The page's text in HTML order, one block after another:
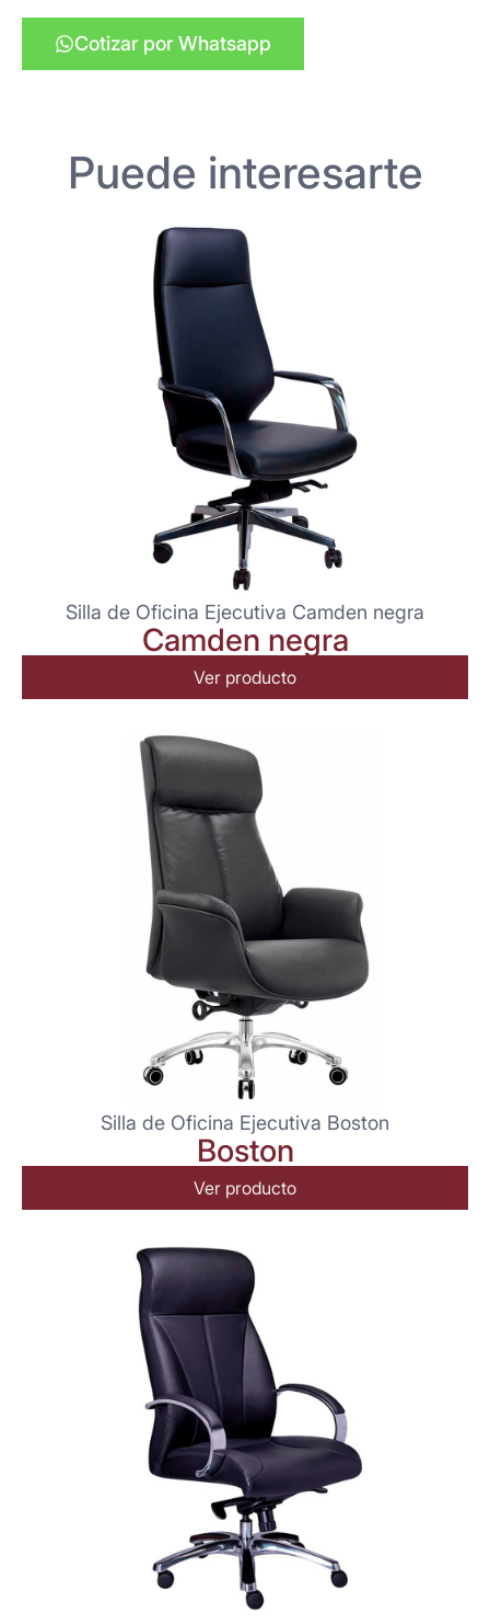
Cotizar por Whatsapp
Puede interesarte
Silla de Oficina Ejecutiva Camden negra
Camden negra
Ver producto
Silla de Oficina Ejecutiva Boston
Boston
Ver producto